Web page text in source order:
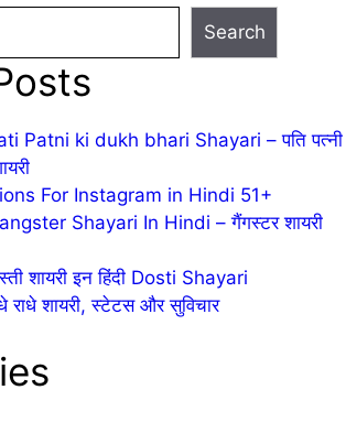
Search
Patni ki dukh bhari Shayari – पति पत्नी
For Instagram in Hindi 51+
Shayari In Hindi – गैंगस्टर शायरी
शायरी इन हिंदी Dosti Shayari
राधे शायरी, स्टेटस और सुविचार